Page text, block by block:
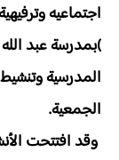
اجتماعيه
)بمدرسة عبد
المدرسية
الجمعية.
وقد افتتحت